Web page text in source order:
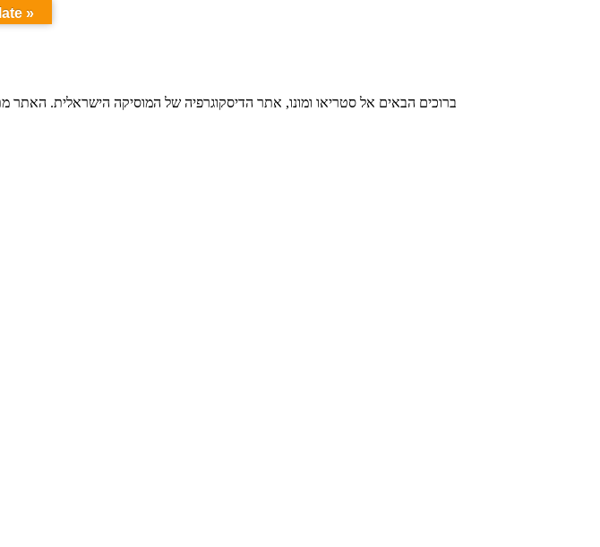
ברוכים הבאים אל סטריאו ומונו, אתר הדיסקוגרפיה של המוסיקה הישראלית.
»